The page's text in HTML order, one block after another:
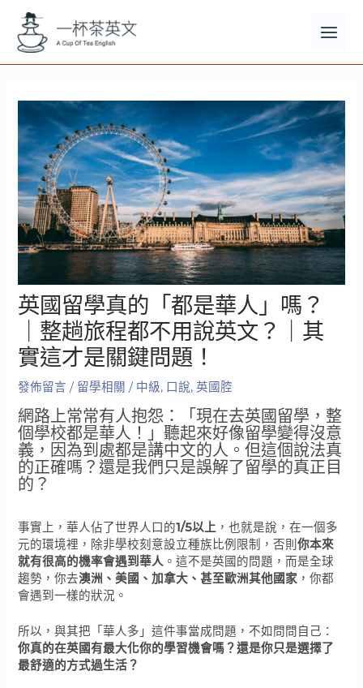
英國留學真的「都是華人」嗎？
｜整趟旅程都不用說英文？｜其
實這才是關鍵問題！
發佈留言 / 留學相關 / 中級, 口說,英國腔
網路上常常有人抱怨：「現在去英國留學，整
個學校都是華人！」聽起來好像留學變得沒意
義，因為到處都是講中文的人。但這個說法真
的正確嗎？還是我們只是誤解了留學的真正目
的？
事實上，華人佔了世界人口的1/5以上 ，也就是說，在一個多
元的環境裡，除非學校刻意設立種族比例限制，否則你本來
就有很高的機率會遇到華人 。這不是英國的問題，而是全球
趨勢，你去澳洲、美國、加拿大、甚至歐洲其他國家 ，你都
會遇到一樣的狀況。
所以，與其把「華人多」這件事當成問題，不如問問自己：
你真的在英國有最大化你的學習機會嗎？還是你只是選擇了
最舒適的方式過生活？